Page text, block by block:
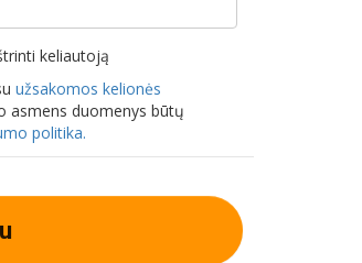
keliautoją
užsakomos kelionės
asmens duomenys būtų
politika.